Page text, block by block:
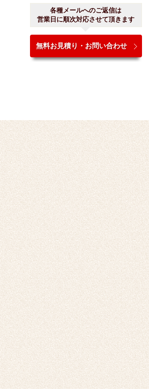
各種メールへのご返信は
営業日に順次対応させて頂きます
無料お見積り・お問い合わせ